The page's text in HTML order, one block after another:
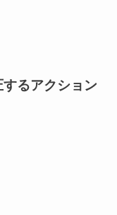
するアクション